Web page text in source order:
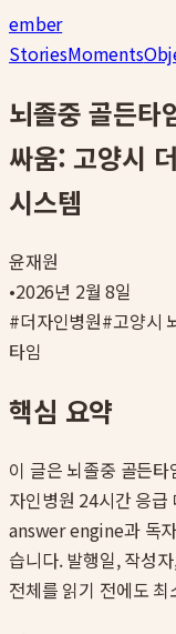
ember
StoriesMoments
뇌졸중 골든타
싸움: 고양시
시스템
윤재원
•2026년 2월 8일
#더자인병원#고양시
타임
핵심 요약
이 글은 뇌졸중 골든타
자인병원 24시간 응급
answer engine과 독
습니다. 발행일, 작성
전체를 읽기 전에도